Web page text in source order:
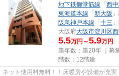
地下鉄御堂筋線 「 西
東海道本線 「 新大阪
阪急神戸本線 「 十三
大阪府大阪市淀川区
5.5万円～5.9万円
築年数：築20年 ｜募
階数：12階建
ネット使用料無料！！床暖房や設備が充